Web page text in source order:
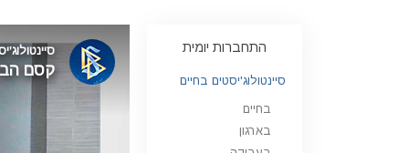
העקרונות הבסיסיים
מבוא לדיאנטיקה
אהבה ושנאה –
התחברות יומית
סיינטולוג'יסטים בחיים
בחיים
בארגון